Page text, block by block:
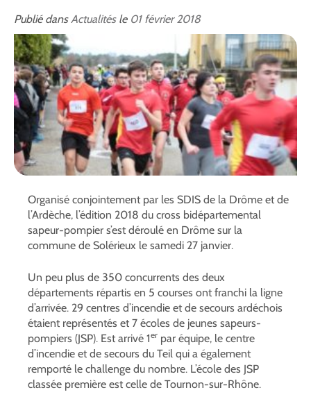
Publié dans Actualitésle 01 février 2018
Organisé conjointement par les SDIS de la Drôme et de
l’Ardèche, l’édition 2018 du cross bidépartemental
sapeur-pompier s’est déroulé en Drôme sur la
commune de Solérieux le samedi 27 janvier.
Un peu plus de 350 concurrents des deux
départements répartis en 5 courses ont franchi la ligne
d’arrivée. 29 centres d’incendie et de secours ardéchois
étaient représentés et 7 écoles de jeunes sapeurs-
pompiers (JSP). Est arrivé 1er par équipe, le centre
d’incendie et de secours du Teil qui a également
remporté le challenge du nombre. L’école des JSP
classée première est celle de Tournon-sur-Rhône.